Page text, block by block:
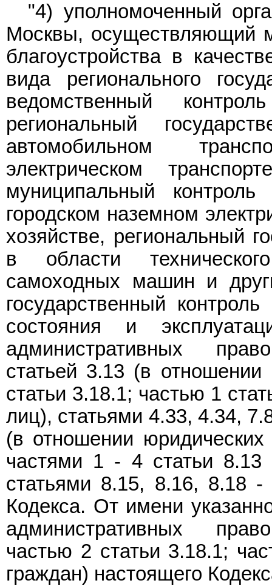
"4) уполномоченный
Москвы, осуществляющий
благоустройства в
вида регионального
ведомственный
региональный
автомобильном
электрическом
муниципальный
городском наземном
хозяйстве, региональный
в области
самоходных машин и
государственный
состояния и
административных
статьей 3.13 (в
статьи 3.18.1; частью 1
лиц), статьями 4.33, 4.34,
(в отношении
частями 1 - 4 статьи
статьями 8.15, 8.16, 8.18
Кодекса. От имени
административных
частью 2 статьи 3.18.1;
граждан) настоящего